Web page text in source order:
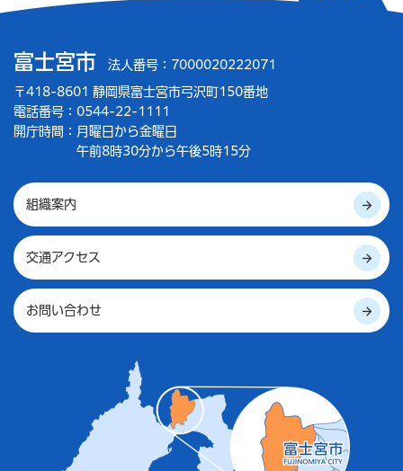
富士宮市 法人番号：7000020222071
〒418-8601 静岡県富士宮市弓沢町150番地
電話番号：0544-22-1111
開庁時間： 月曜日から金曜日
午前8時30分から午後5時15分
組織案内
交通アクセス
お問い合わせ